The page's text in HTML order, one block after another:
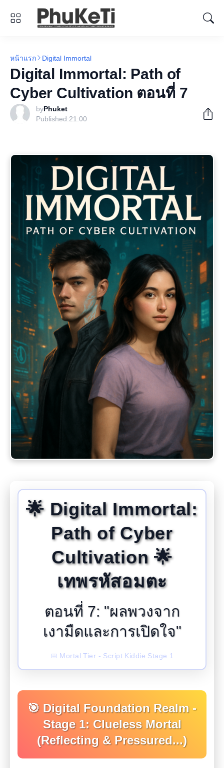
หน้าแรก Digital Immortal
Digital Immortal: Path of
Cyber Cultivation ตอนที่ 7
byPhuket
Published:21:00
🌟 Digital Immortal:
Path of Cyber
Cultivation 🌟
เทพรหัสอมตะ
ตอนที่ 7: "ผลพวงจาก
เงามืดและการเปิดใจ"
📅 Mortal Tier - Script Kiddie Stage 1
🎯 Digital Foundation Realm -
Stage 1: Clueless Mortal
(Reflecting & Pressured...)